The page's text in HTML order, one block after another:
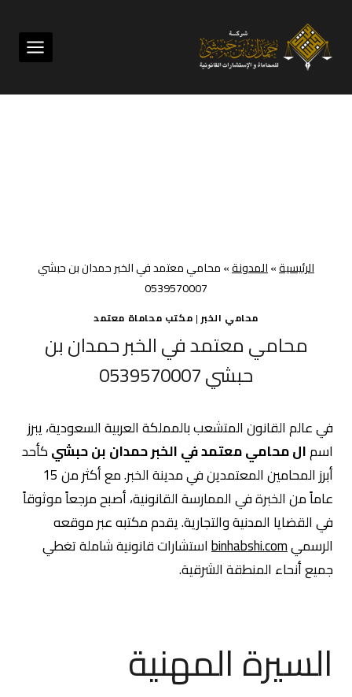
المحتوى
الرئيسية»المدونة»محامي معتمد في الخبر حمدان بن حبشي
0539570007
محامي الخبر | مكتب محاماة معتمد
محامي معتمد في الخبر حمدان بن
حبشي 0539570007
في عالم القانون المتشعب بالمملكة العربية السعودية، يبرز
اسمال محامي معتمد في الخبر حمدان بن حبشيكأحد
أبرز المحامين المعتمدين في مدينة الخبر. مع أكثر من 15
عاماً من الخبرة في الممارسة القانونية، أصبح مرجعاً موثوقاً
في القضايا المدنية والتجارية. يقدم مكتبه عبر موقعه
الرسميbinhabshi.comاستشارات قانونية شاملة تغطي
جميع أنحاء المنطقة الشرقية.
السيرة المهنية